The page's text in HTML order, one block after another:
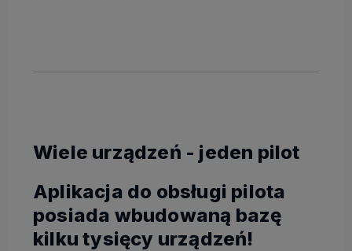
Wiele urządzeń - jeden pilot
Aplikacja do obsługi pilota
posiada wbudowaną bazę
kilku tysięcy urządzeń!